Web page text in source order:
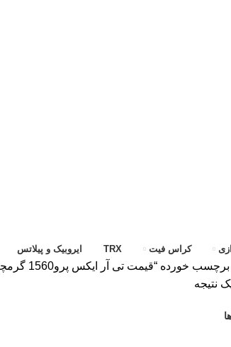
کراس فیت TRX ایروبیک و پیلاتس
خورده “قیمت تی آر ایکس پرو1560 گرمچین”
نتیجه